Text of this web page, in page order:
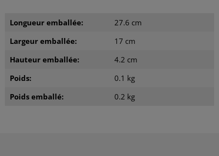
Longueur emballée:
27.6 cm
Largeur emballée:
17 cm
Hauteur emballée:
4.2 cm
Poids:
0.1 kg
Poids emballé:
0.2 kg